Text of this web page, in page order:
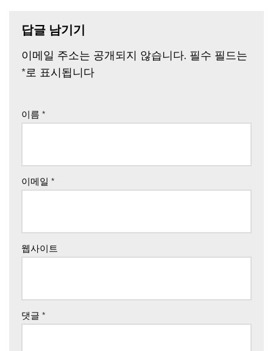
답글 남기기
이메일 주소는 공개되지 않습니다. 필수 필드는
*로 표시됩니다
이름 *
이메일 *
웹사이트
댓글 *